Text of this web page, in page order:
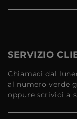
SERVIZIO
Chiamaci dal
al numero verde
oppure scrivici a